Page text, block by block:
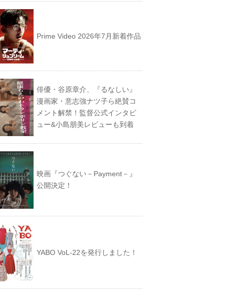
Prime Video 2026年7月新着作品
俳優・谷原章介、『るなしい』
漫画家・意志強ナツ子ら絶賛コ
メント解禁！監督公式インタビ
ュー&小島朋美レビューも到着
映画『つぐない－Payment－』
公開決定！
YABO VoL‐22を発行しました！